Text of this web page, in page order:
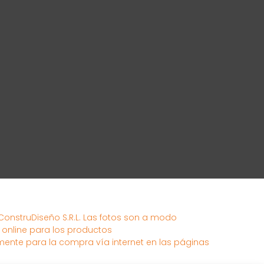
S.R.L. Las fotos son a modo
para los productos
para la compra vía internet en las páginas